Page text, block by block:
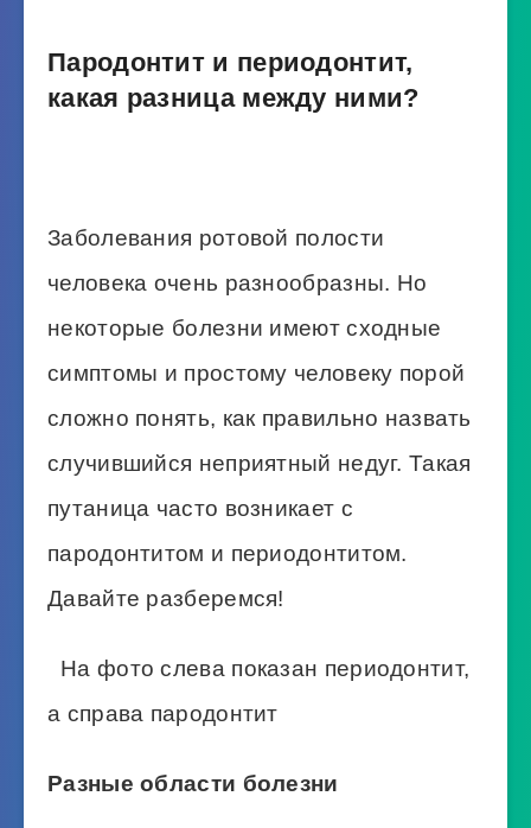
Пародонтит и периодонтит,
какая разница между ними?
Заболевания ротовой полости
человека очень разнообразны. Но
некоторые болезни имеют сходные
симптомы и простому человеку порой
сложно понять, как правильно назвать
случившийся неприятный недуг. Такая
путаница часто возникает с
пародонтитом и периодонтитом.
Давайте разберемся!
На фото слева показан периодонтит,
а справа пародонтит
Разные области болезни